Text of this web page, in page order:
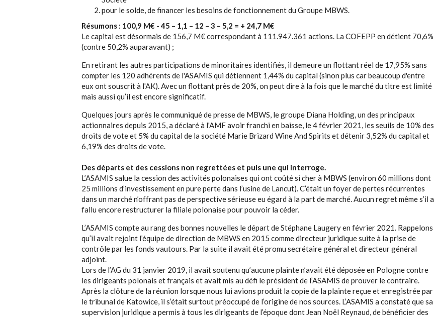
pour le solde, de financer les besoins de fonctionnement du Groupe MBWS.
Résumons : 100,9 M€ - 45 – 1,1 – 12 – 3 – 5,2 = + 24,7 M€
Le capital est désormais de 156,7 M€ correspondant à 111.947.361 actions. La COFEPP en détient 70,6%
(contre 50,2% auparavant) ;
En retirant les autres participations de minoritaires identifiés, il demeure un flottant réel de 17,95% sans
compter les 120 adhérents de l'ASAMIS qui détiennent 1,44% du capital (sinon plus car beaucoup d'entre
eux ont souscrit à l'AK). Avec un flottant près de 20%, on peut dire à la fois que le marché du titre est limité
mais aussi qu’il est encore significatif.
Quelques jours après le communiqué de presse de MBWS, le groupe Diana Holding, un des principaux
actionnaires depuis 2015, a déclaré à l'AMF avoir franchi en baisse, le 4 février 2021, les seuils de 10% des
droits de vote et 5% du capital de la société Marie Brizard Wine And Spirits et détenir 3,52% du capital et
6,19% des droits de vote.
Des départs et des cessions non regrettées et puis une qui interroge.
L’ASAMIS salue la cession des activités polonaises qui ont coûté si cher à MBWS (environ 60 millions dont
25 millions d’investissement en pure perte dans l’usine de Lancut). C’était un foyer de pertes récurrentes
dans un marché n’offrant pas de perspective sérieuse eu égard à la part de marché. Aucun regret même s’il a
fallu encore restructurer la filiale polonaise pour pouvoir la céder.
L’ASAMIS compte au rang des bonnes nouvelles le départ de Stéphane Laugery en février 2021. Rappelons
qu’il avait rejoint l’équipe de direction de MBWS en 2015 comme directeur juridique suite à la prise de
contrôle par les fonds vautours. Par la suite il avait été promu secrétaire général et directeur général
adjoint.
Lors de l’AG du 31 janvier 2019, il avait soutenu qu’aucune plainte n’avait été déposée en Pologne contre
les dirigeants polonais et français et avait mis au défi le président de l’ASAMIS de prouver le contraire.
Après la clôture de la réunion lorsque nous lui avions produit la copie de la plainte reçue et enregistrée par
le tribunal de Katowice, il s’était surtout préoccupé de l’origine de nos sources. L’ASAMIS a constaté que sa
supervision juridique a permis à tous les dirigeants de l’époque dont Jean Noël Reynaud, de bénéficier des